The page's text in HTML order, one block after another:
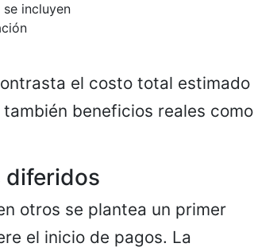
incluyen
el costo total estimado
beneficios reales como
diferidos
otros se plantea un primer
el inicio de pagos. La